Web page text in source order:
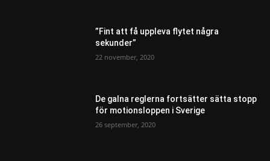
”Fint att få uppleva flytet några
sekunder”
22 november, 2020
De galna reglerna fortsätter sätta stopp
för motionsloppen i Sverige
26 september, 2020